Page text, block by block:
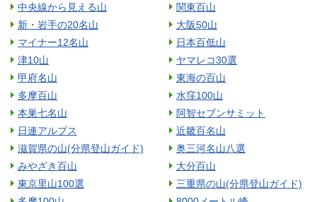
中央線から見える山
関東百山
新・岩手の20名山
大阪50山
マイナー12名山
日本百低山
津10山
ヤマレコ30選
甲府名山
東海の百山
多摩百山
水窪100山
本巣七名山
阿智セブンサミット
日連アルプス
近畿百名山
滋賀県の山(分県登山ガイド)
奥三河名山八選
みやざき百山
大分百山
東京里山100選
三重県の山(分県登山ガイド)